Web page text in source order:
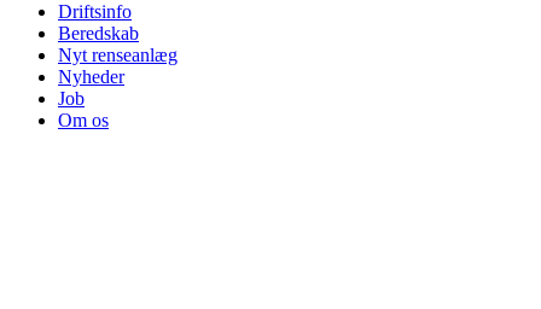
Driftsinfo
Beredskab
Nyt renseanlæg
Nyheder
Job
Om os